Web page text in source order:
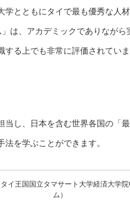
学とともにタイで最も優秀な人
は、アカデミックでありなが
する上でも非常に評価されてい
当し、日本を含む世界各国の「
を学ぶことができます。
イ王国国立タマサート大学経済大学
ム）